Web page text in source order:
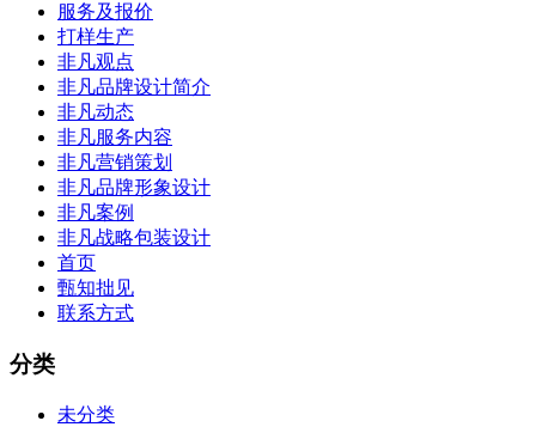
服务及报价
打样生产
非凡观点
非凡品牌设计简介
非凡动态
非凡服务内容
非凡营销策划
非凡品牌形象设计
非凡案例
非凡战略包装设计
首页
甄知拙见
联系方式
分类
未分类